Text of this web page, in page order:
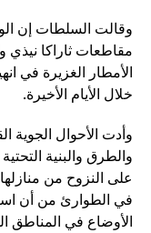
وقالت السلطات إن
مقاطعات ثاراكا نيذي
الأمطار الغزيرة في
خلال الأيام الأخيرة.
وأدت الأحوال الجوية
والطرق والبنية
على النزوح من
في الطوارئ من أن
الأوضاع في المناطق